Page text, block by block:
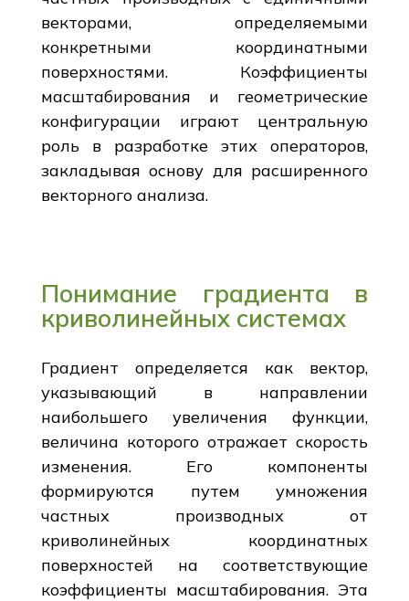
векторами, определяемыми
конкретными координатными
поверхностями. Коэффициенты
масштабирования и геометрические
конфигурации играют центральную
роль в разработке этих операторов,
закладывая основу для расширенного
векторного анализа.
Понимание градиента в
криволинейных системах
Градиент определяется как вектор,
указывающий в направлении
наибольшего увеличения функции,
величина которого отражает скорость
изменения. Его компоненты
формируются путем умножения
частных производных от
криволинейных координатных
поверхностей на соответствующие
коэффициенты масштабирования. Эта